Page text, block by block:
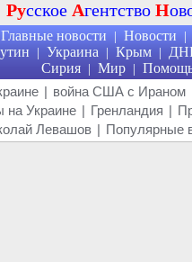
Русское Агентство Н
Главные новости | Новости |
| Украина | Крым |
Сирия | Мир |
| война США с Ираном
на Украине | Гренландия |
Левашов | Популярные